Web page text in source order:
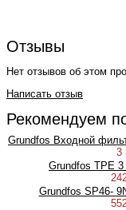
Отзывы
Нет отзывов об этом
Написать отзыв
Рекомендуем
Grundfos Входной
3
Grundfos TPE
Grundfos SP46-